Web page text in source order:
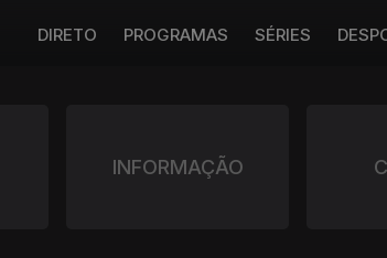
DIRETO PROGRAMAS SÉRIES
INFORMAÇÃO